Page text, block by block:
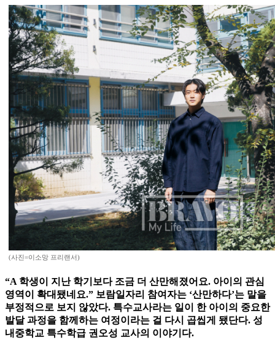
(사진=이소망 프리랜서)
“A 학생이 지난 학기보다 조금 더 산만해졌어요. 아이의 관심
영역이 확대됐네요.” 보람일자리 참여자는 ‘산만하다’는 말을
부정적으로 보지 않았다. 특수교사라는 일이 한 아이의 중요한
발달 과정을 함께하는 여정이라는 걸 다시 곱씹게 됐단다. 성
내중학교 특수학급 권오성 교사의 이야기다.